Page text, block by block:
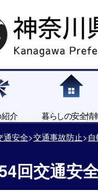
介 暮らしの安全情
通安全 交通事故防止
54回交通安